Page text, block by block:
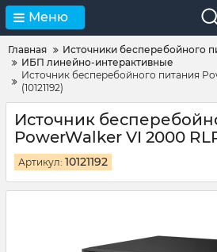
Меню
Главная
Источники бесперебойного
ИБП линейно-интерактивные
Источник бесперебойного питания
(10121192)
Источник
PowerWalker VI 2000 RLP
Артикул: 10121192